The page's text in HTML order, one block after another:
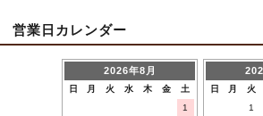
営業日カレンダー
2026年8月
日 月 火 水 木 金
土
1
日 月 火
1